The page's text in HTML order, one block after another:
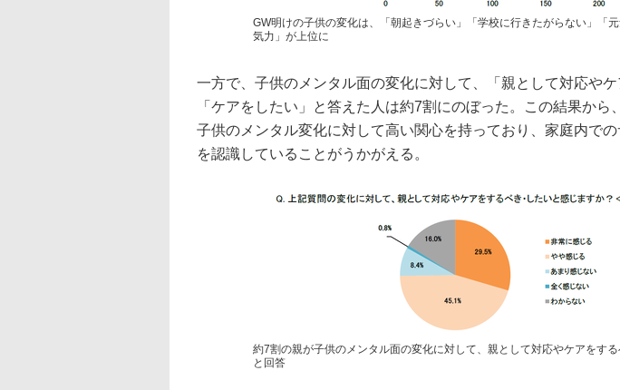
GW明けの子供の変化は、「朝起きづらい」「学校に行きたがらない」「
気力」が上位に
一方で、子供のメンタル面の変化に対して、「親として対応やケ
「ケアをしたい」と答えた人は約7割にのぼった。この結果から
子供のメンタル変化に対して高い関心を持っており、家庭内で
を認識していることがうかがえる。
約7割の親が子供のメンタル面の変化に対して、親として対応やケアをす
と回答